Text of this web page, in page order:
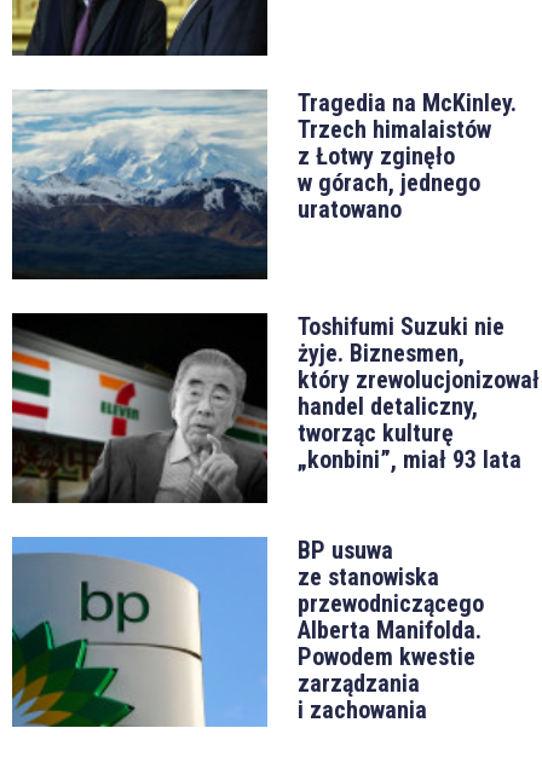
Tragedia na McKinley.
Trzech himalaistów
z Łotwy zginęło
w górach, jednego
uratowano
Toshifumi Suzuki nie
żyje. Biznesmen,
który zrewolucjonizował
handel detaliczny,
tworząc kulturę
„konbini”, miał 93 lata
BP usuwa
ze stanowiska
przewodniczącego
Alberta Manifolda.
Powodem kwestie
zarządzania
i zachowania